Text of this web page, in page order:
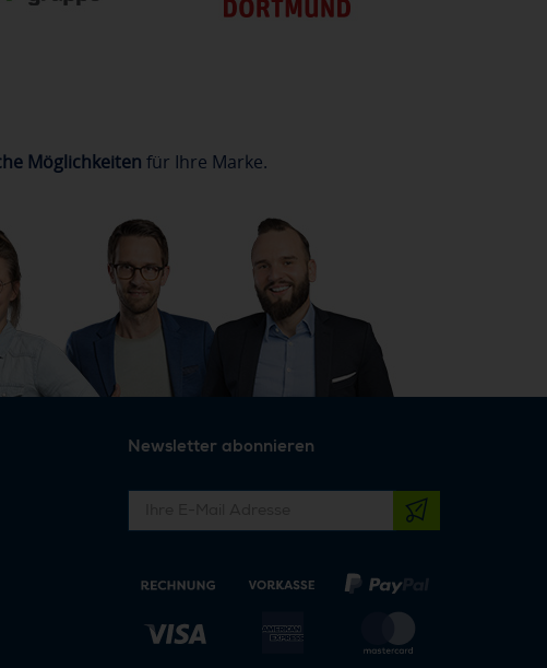
Möglichkeiten für Ihre Marke.
Newsletter abonnieren